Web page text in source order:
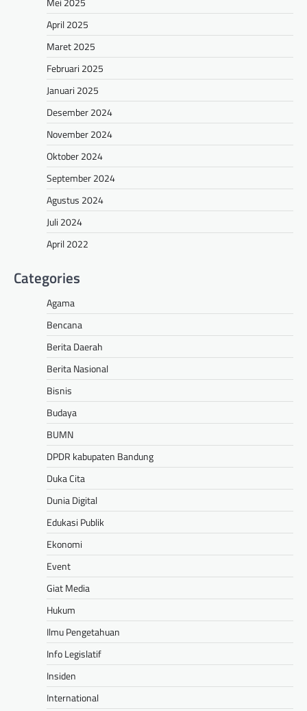
April 2025
Maret 2025
Februari 2025
Januari 2025
Desember 2024
November 2024
Oktober 2024
September 2024
Agustus 2024
Juli 2024
April 2022
Categories
Agama
Bencana
Berita Daerah
Berita Nasional
Bisnis
Budaya
BUMN
DPDR kabupaten Bandung
Duka Cita
Dunia Digital
Edukasi Publik
Ekonomi
Event
Giat Media
Hukum
Ilmu Pengetahuan
Info Legislatif
Insiden
International